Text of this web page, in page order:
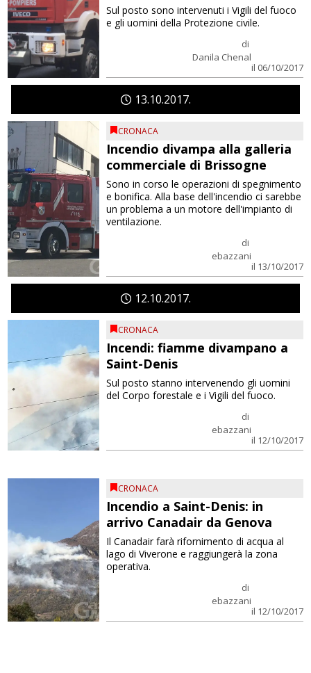
di
Danila Chenal
il 06/10/2017
Sul posto sono intervenuti i Vigili del fuoco
e gli uomini della Protezione civile.
13 10 2017
CRONACA
Incendio divampa alla galleria
commerciale di Brissogne
di
ebazzani
il 13/10/2017
Sono in corso le operazioni di spegnimento
e bonifica. Alla base dell'incendio ci sarebbe
un problema a un motore dell'impianto di
ventilazione.
12 10 2017
CRONACA
Incendi: fiamme divampano a
Saint-Denis
di
ebazzani
il 12/10/2017
Sul posto stanno intervenendo gli uomini
del Corpo forestale e i Vigili del fuoco.
CRONACA
Incendio a Saint-Denis: in
arrivo Canadair da Genova
di
ebazzani
il 12/10/2017
Il Canadair farà rifornimento di acqua al
lago di Viverone e raggiungerà la zona
operativa.